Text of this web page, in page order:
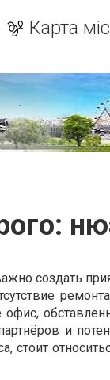
Карта
создать
и